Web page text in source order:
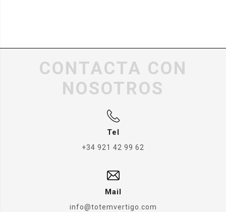
CONTACTA CON
NOSOTROS
Tel
+34 921 42 99 62
Mail
info@totemvertigo.com